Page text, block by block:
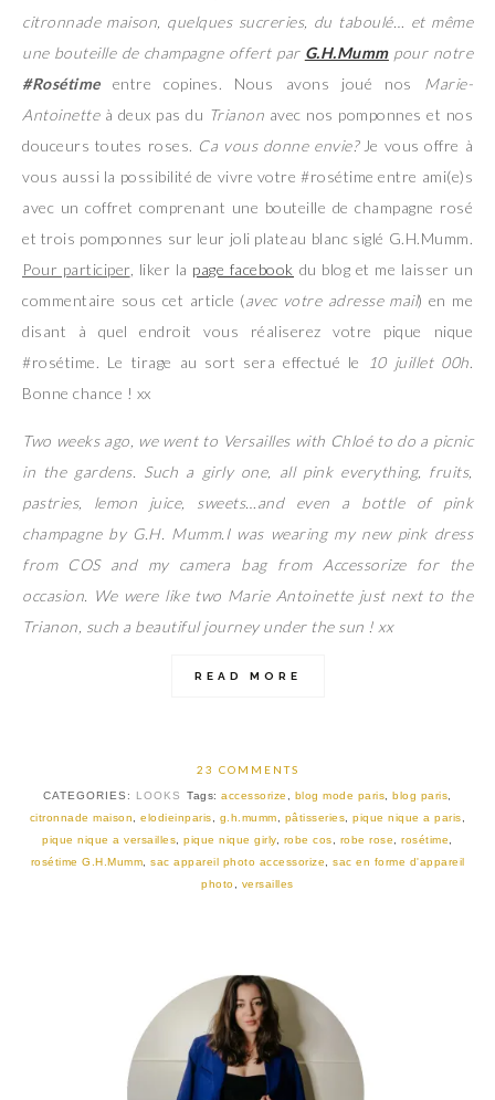
citronnade maison, quelques sucreries, du taboulé… et même
une bouteille de champagne offert par G.H.Mummpour notre
#Rosétime entre copines. Nous avons joué nos Marie-
Antoinetteà deux pas du Trianon avec nos pomponnes et nos
douceurs toutes roses. Ca vous donne envie?Je vous offre à
vous aussi la possibilité de vivre votre #rosétime entre ami(e)s
avec un coffret comprenant une bouteille de champagne rosé
et trois pomponnes sur leur joli plateau blanc siglé G.H.Mumm.
Pour participer , liker la page facebook du blog et me laisser un
commentaire sous cet article (avec votre adresse mail) en me
disant à quel endroit vous réaliserez votre pique nique
#rosétime. Le tirage au sort sera effectué le
10 juillet 00h.
Bonne chance ! xx
Two weeks ago, we went to Versailles with Chloé to do a picnic
in the gardens. Such a girly one, all pink everything, fruits,
pastries, lemon juice, sweets…and even a bottle of pink
champagne by G.H. Mumm.I was wearing my new pink dress
from COS and my camera bag from Accessorize for the
occasion. We were like two Marie Antoinette just next to the
Trianon, such a beautiful journey under the sun ! xx
READ MORE
23 COMMENTS
CATEGORIES: LOOKS Tags:accessorize blog mode paris ,blog paris
citronnade maison
,elodieinparis g.h.mumm pâtisseries ,pique nique a paris
pique nique a versailles ,pique nique girly, robe cos robe rose ,rosétime
rosétime G.H.Mumm
sac appareil photo accessorize
sac en forme d'appareil
photo
versailles